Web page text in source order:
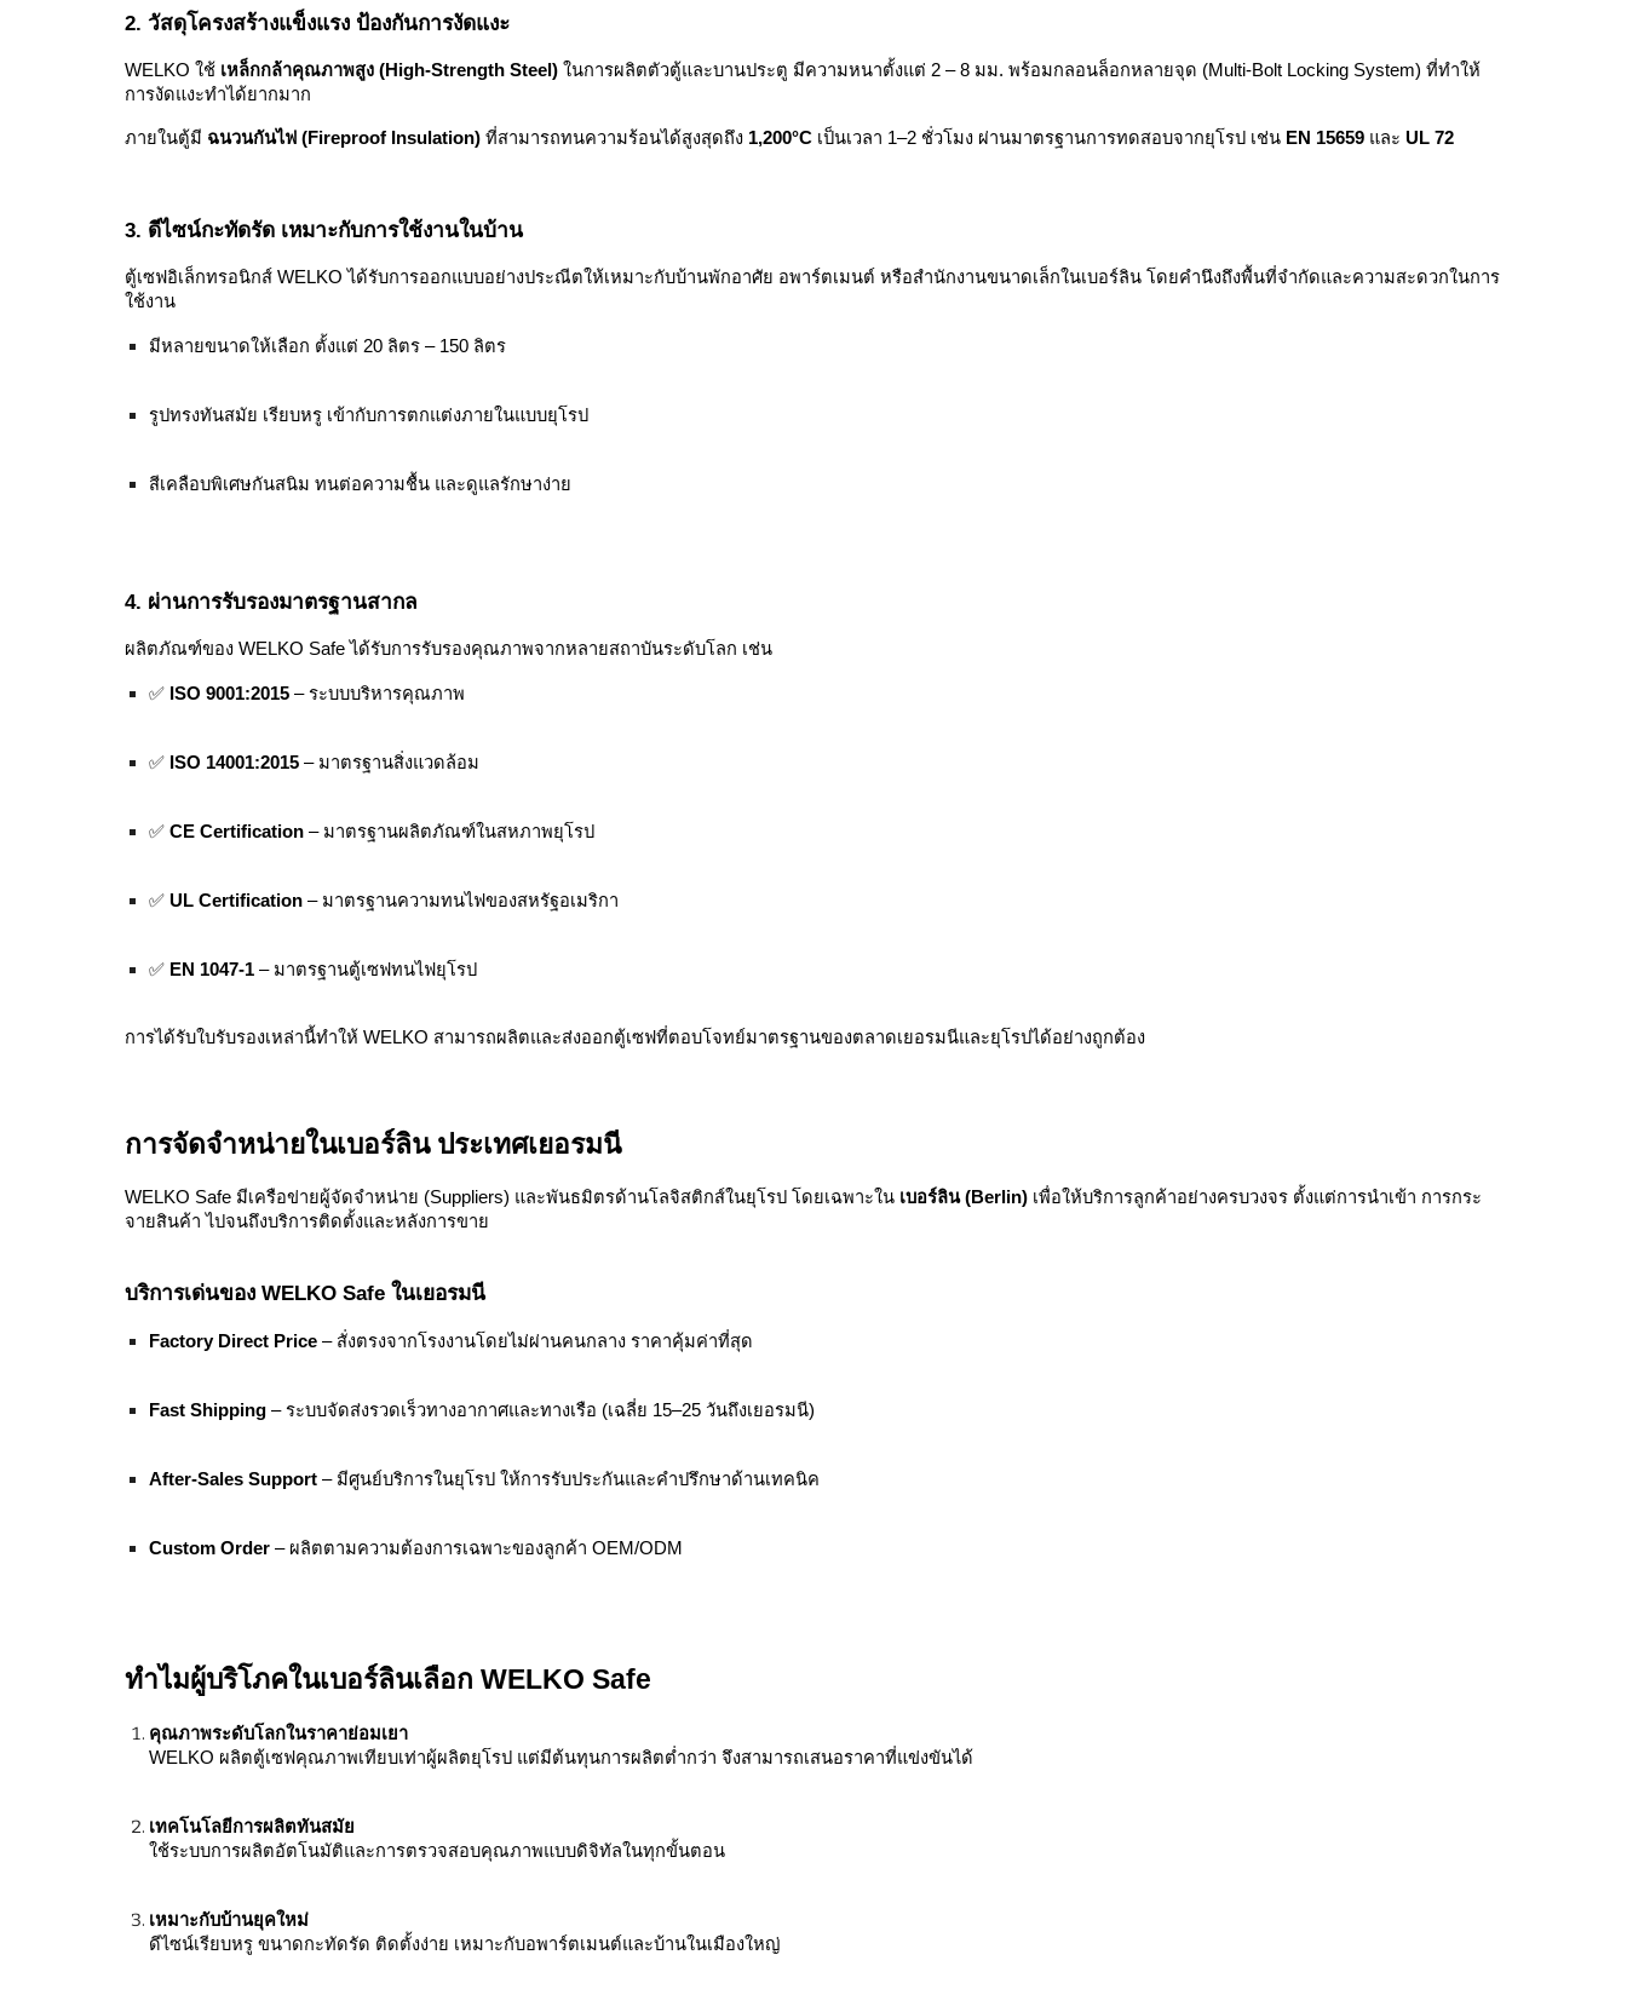
2. วัสดุโครงสร้างแข็งแรง ป้องกันการงัดแงะ
WELKO ใช้ เหล็กกล้าคุณภาพสูง (High-Strength Steel)ในการผลิตตัวตู้และบานประตู มีความหนาตั้งแต่ 2 – 8 มม. พร้อมกลอนล็อกหลายจุด (Multi-Bolt Locking System) ที่ทำให้
การงัดแงะทำได้ยากมาก
ภายในตู้มี ฉนวนกันไฟ (Fireproof Insulation)ที่สามารถทนความร้อนได้สูงสุดถึง 1,200°Cเป็นเวลา 1–2 ชั่วโมง ผ่านมาตรฐานการทดสอบจากยุโรป เช่น EN 15659และ UL 72
3. ดีไซน์กะทัดรัด เหมาะกับการใช้งานในบ้าน
ตู้เซฟอิเล็กทรอนิกส์ WELKO ได้รับการออกแบบอย่างประณีตให้เหมาะกับบ้านพักอาศัย อพาร์ตเมนต์ หรือสำนักงานขนาดเล็กในเบอร์ลิน โดยคำนึงถึงพื้นที่จำกัดและความสะดวกในการ
ใช้งาน
มีหลายขนาดให้เลือก ตั้งแต่ 20 ลิตร – 150 ลิตร
รูปทรงทันสมัย เรียบหรู เข้ากับการตกแต่งภายในแบบยุโรป
สีเคลือบพิเศษกันสนิม ทนต่อความชื้น และดูแลรักษาง่าย
4. ผ่านการรับรองมาตรฐานสากล
ผลิตภัณฑ์ของ WELKO Safe ได้รับการรับรองคุณภาพจากหลายสถาบันระดับโลก เช่น
✅ ISO 9001:2015– ระบบบริหารคุณภาพ
✅ ISO 14001:2015– มาตรฐานสิ่งแวดล้อม
✅ CE Certification– มาตรฐานผลิตภัณฑ์ในสหภาพยุโรป
✅ UL Certification– มาตรฐานความทนไฟของสหรัฐอเมริกา
✅ EN 1047-1– มาตรฐานตู้เซฟทนไฟยุโรป
การได้รับใบรับรองเหล่านี้ทำให้ WELKO สามารถผลิตและส่งออกตู้เซฟที่ตอบโจทย์มาตรฐานของตลาดเยอรมนีและยุโรปได้อย่างถูกต้อง
การจัดจำหน่ายในเบอร์ลิน ประเทศเยอรมนี
WELKO Safe มีเครือข่ายผู้จัดจำหน่าย (Suppliers) และพันธมิตรด้านโลจิสติกส์ในยุโรป โดยเฉพาะใน เบอร์ลิน (Berlin)เพื่อให้บริการลูกค้าอย่างครบวงจร ตั้งแต่การนำเข้า การกระ
จายสินค้า ไปจนถึงบริการติดตั้งและหลังการขาย
บริการเด่นของ WELKO Safe ในเยอรมนี
Factory Direct Price– สั่งตรงจากโรงงานโดยไม่ผ่านคนกลาง ราคาคุ้มค่าที่สุด
Fast Shipping– ระบบจัดส่งรวดเร็วทางอากาศและทางเรือ (เฉลี่ย 15–25 วันถึงเยอรมนี)
After-Sales Support– มีศูนย์บริการในยุโรป ให้การรับประกันและคำปรึกษาด้านเทคนิค
Custom Order– ผลิตตามความต้องการเฉพาะของลูกค้า OEM/ODM
ทำไมผู้บริโภคในเบอร์ลินเลือก WELKO Safe
คุณภาพระดับโลกในราคาย่อมเยา
WELKO ผลิตตู้เซฟคุณภาพเทียบเท่าผู้ผลิตยุโรป แต่มีต้นทุนการผลิตต่ำกว่า จึงสามารถเสนอราคาที่แข่งขันได้
เทคโนโลยีการผลิตทันสมัย
ใช้ระบบการผลิตอัตโนมัติและการตรวจสอบคุณภาพแบบดิจิทัลในทุกขั้นตอน
เหมาะกับบ้านยุคใหม่
ดีไซน์เรียบหรู ขนาดกะทัดรัด ติดตั้งง่าย เหมาะกับอพาร์ตเมนต์และบ้านในเมืองใหญ่